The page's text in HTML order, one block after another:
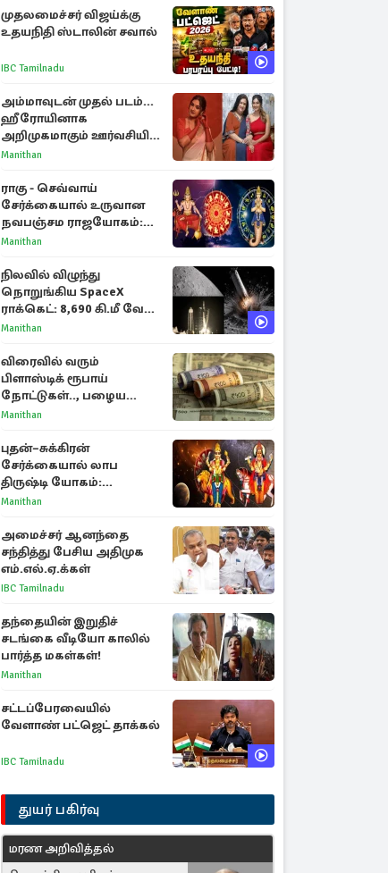
முதலமைச்சர் விஜய்க்கு
உதயநிதி ஸ்டாலின் சவால்
IBC Tamilnadu
அம்மாவுடன் முதல் படம்...
ஹீரோயினாக
அறிமுகமாகும் ஊர்வசியின்
மகள் தேஜலட்சுமி!
Manithan
ராகு - செவ்வாய்
சேர்க்கையால் உருவான
நவபஞ்சம ராஜயோகம்:
அதிர்ஷ்டம் பெறும் 3
Manithan
நிலவில் விழுந்து
நொறுங்கிய SpaceX
ராக்கெட்: 8,690 கி.மீ வேக
மோதலால் உருவான புதிய
Manithan
விரைவில் வரும்
பிளாஸ்டிக் ரூபாய்
நோட்டுகள்.., பழைய
காகித நோட்டுகள்
Manithan
புதன்–சுக்கிரன்
சேர்க்கையால் லாப
திருஷ்டி யோகம்:
அதிர்ஷ்டம் பெறும் டாப் 3
Manithan
அமைச்சர் ஆனந்தை
சந்தித்து பேசிய அதிமுக
எம்.எல்.ஏ.க்கள்
IBC Tamilnadu
தந்தையின் இறுதிச்
சடங்கை வீடியோ காலில்
பார்த்த மகள்கள்!
Manithan
சட்டப்பேரவையில்
வேளாண் பட்ஜெட் தாக்கல்
IBC Tamilnadu
துயர் பகிர்வு
மரண அறிவித்தல்